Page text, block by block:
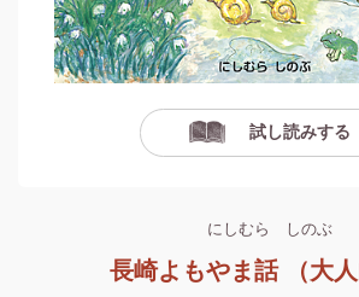
試し読みする
にしむら しのぶ
長崎よもやま話 （大人